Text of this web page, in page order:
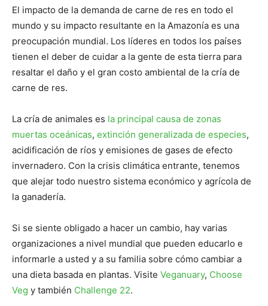
El impacto de la demanda de carne de res en todo el
mundo y su impacto resultante en la Amazonía es una
preocupación mundial. Los líderes en todos los países
tienen el deber de cuidar a la gente de esta tierra para
resaltar el daño y el gran costo ambiental de la cría de
carne de res.
La cría de animales es la principal causa de zonas
muertas oceánicas, extinción generalizada de especies,
acidificación de ríos y emisiones de gases de efecto
invernadero. Con la crisis climática entrante, tenemos
que alejar todo nuestro sistema económico y agrícola de
la ganadería.
Si se siente obligado a hacer un cambio, hay varias
organizaciones a nivel mundial que pueden educarlo e
informarle a usted y a su familia sobre cómo cambiar a
una dieta basada en plantas. Visite Veganuary, Choose
Veg y también Challenge 22.